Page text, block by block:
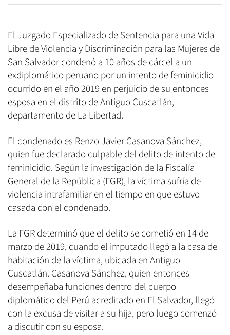
El Juzgado Especializado de Sentencia para una Vida
Libre de Violencia y Discriminación para las Mujeres de
San Salvador condenó a 10 años de cárcel a un
exdiplomático peruano por un intento de feminicidio
ocurrido en el año 2019 en perjuicio de su entonces
esposa en el distrito de Antiguo Cuscatlán,
departamento de La Libertad.
El condenado es Renzo Javier Casanova Sánchez,
quien fue declarado culpable del delito de intento de
feminicidio. Según la investigación de la Fiscalía
General de la República (FGR), la víctima sufría de
violencia intrafamiliar en el tiempo en que estuvo
casada con el condenado.
La FGR determinó que el delito se cometió en 14 de
marzo de 2019, cuando el imputado llegó a la casa de
habitación de la víctima, ubicada en Antiguo
Cuscatlán. Casanova Sánchez, quien entonces
desempeñaba funciones dentro del cuerpo
diplomático del Perú acreditado en El Salvador, llegó
con la excusa de visitar a su hija, pero luego comenzó
a discutir con su esposa.